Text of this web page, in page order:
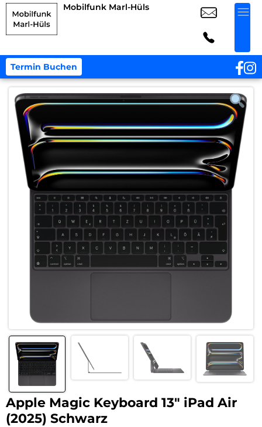
Mobilfunk Marl-Hüls
Termin Buchen
Apple Magic Keyboard 13″ iPad Air
(2025) Schwarz